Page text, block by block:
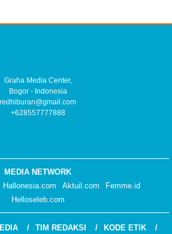
Graha Media Center,
Bogor - Indonesia
redhiburan@gmail.com
+628557777888
MEDIA NETWORK
Hallonesia.com Aktuil.com
Femme.id
Helloseleb.com
TIM REDAKSI
KODE ETIK